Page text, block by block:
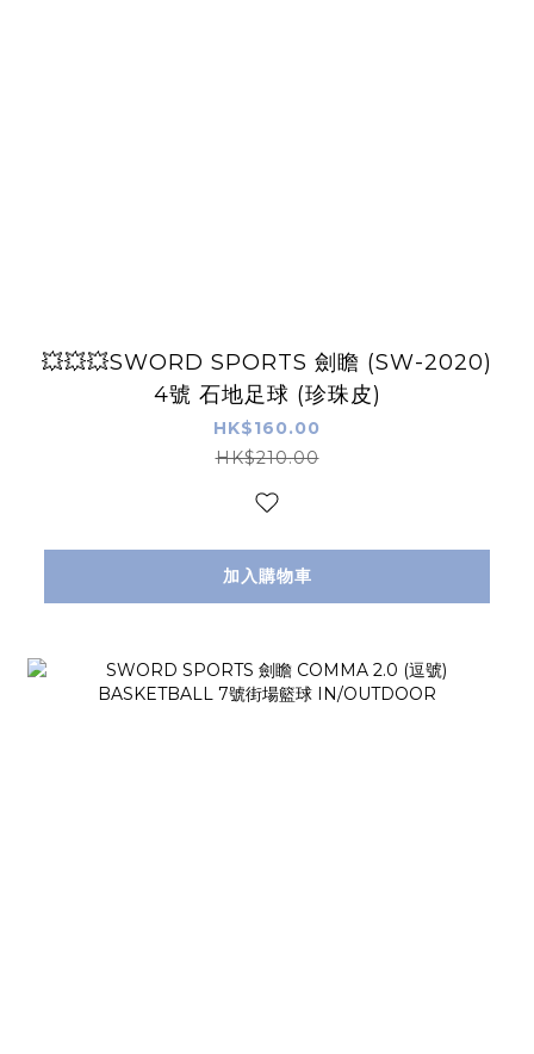
💥💥💥SWORD SPORTS 劍瞻 (SW-2020)
4號 石地足球 (珍珠皮)
HK$160.00
HK$210.00
加入購物車